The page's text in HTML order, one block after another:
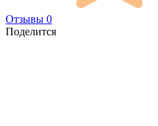
Отзывы 0
Поделится